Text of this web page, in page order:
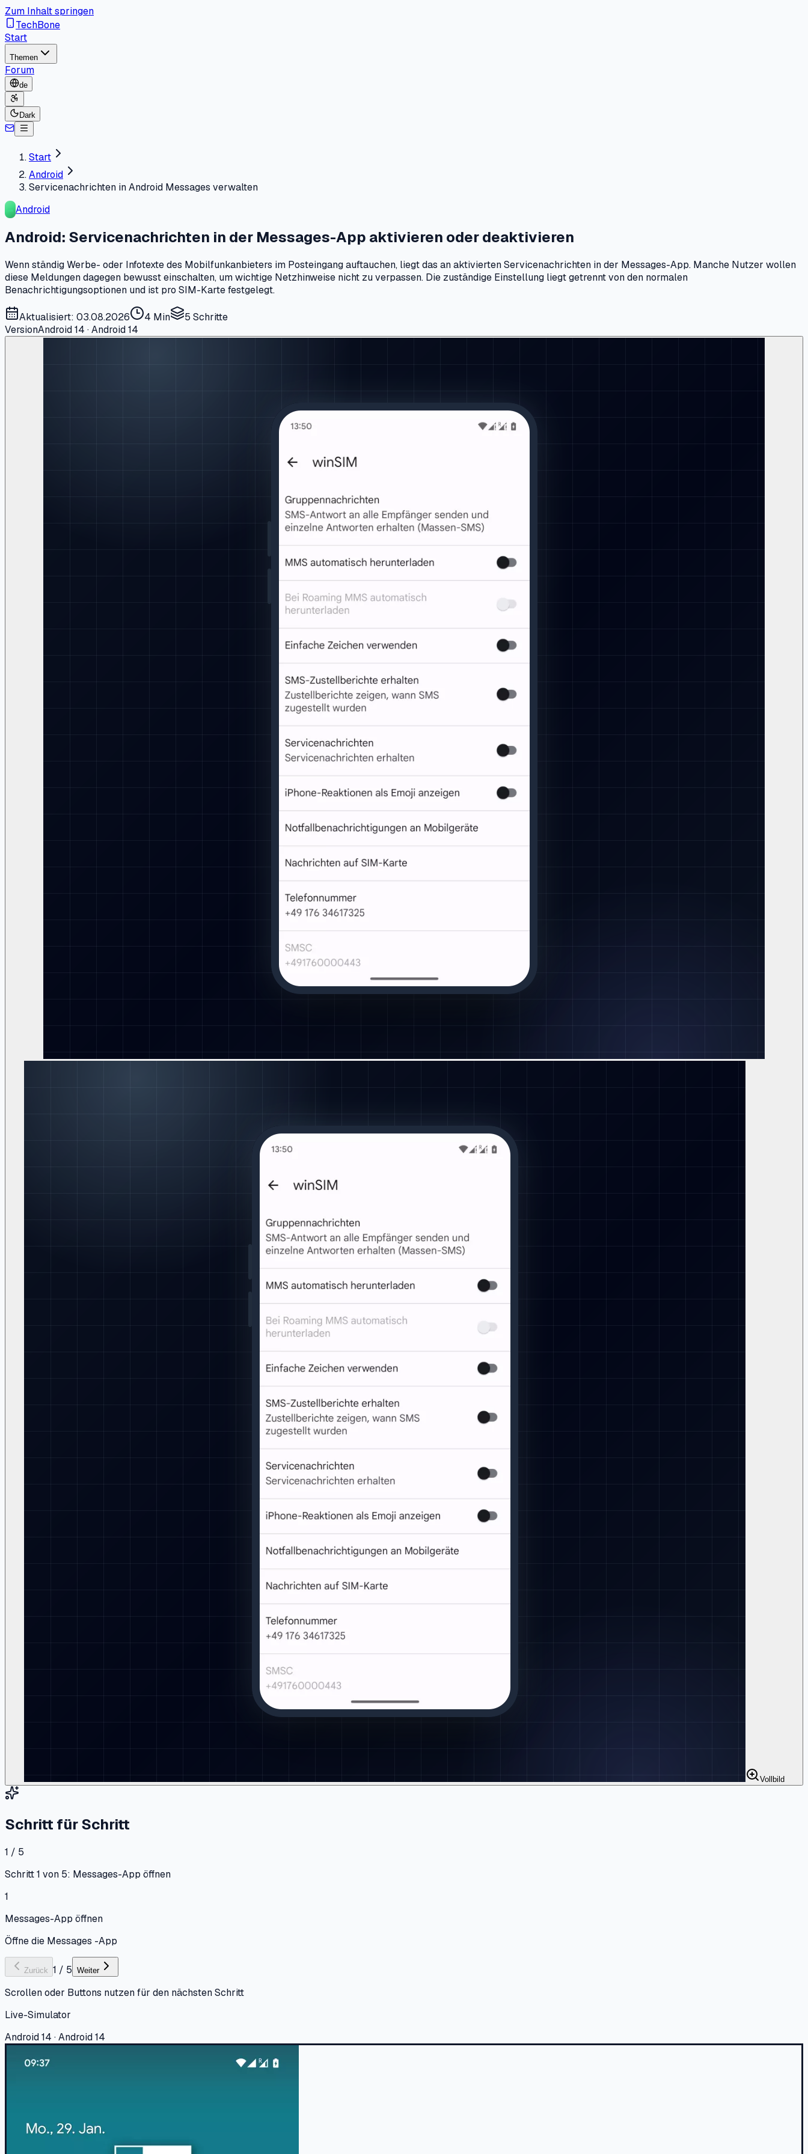
Zum Inhalt springen
TechBone
Start
Themen
Forum
de
Dark
Start
Android
Servicenachrichten in Android Messages verwalten
Android
Android: Servicenachrichten in der Messages-App aktivieren oder deaktivieren
Wenn ständig Werbe- oder Infotexte des Mobilfunkanbieters im Posteingang auftauchen, liegt das an aktivierten Servicenachrichten in der Messages-App. Manche Nutzer wollen
diese Meldungen dagegen bewusst einschalten, um wichtige Netzhinweise nicht zu verpassen. Die zuständige Einstellung liegt getrennt von den normalen
Benachrichtigungsoptionen und ist pro SIM-Karte festgelegt.
Aktualisiert: 03.08.2026 4 Min 5 Schritte
VersionAndroid 14 · Android 14
Vollbild
Schritt für Schritt
1 / 5
Schritt 1 von 5: Messages-App öffnen
1
Messages-App öffnen
Öffne die Messages -App
Zurück 1 / 5 Weiter
Scrollen oder Buttons nutzen für den nächsten Schritt
Live-Simulator
Android 14 · Android 14